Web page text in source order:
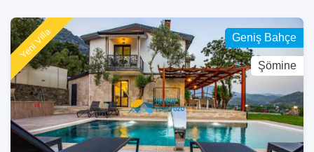
Geniş Bahçe
Şömine
Yeni Villa